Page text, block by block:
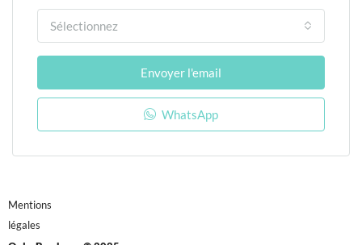
Sélectionnez
Envoyer l'email
WhatsApp
Mentions
légales